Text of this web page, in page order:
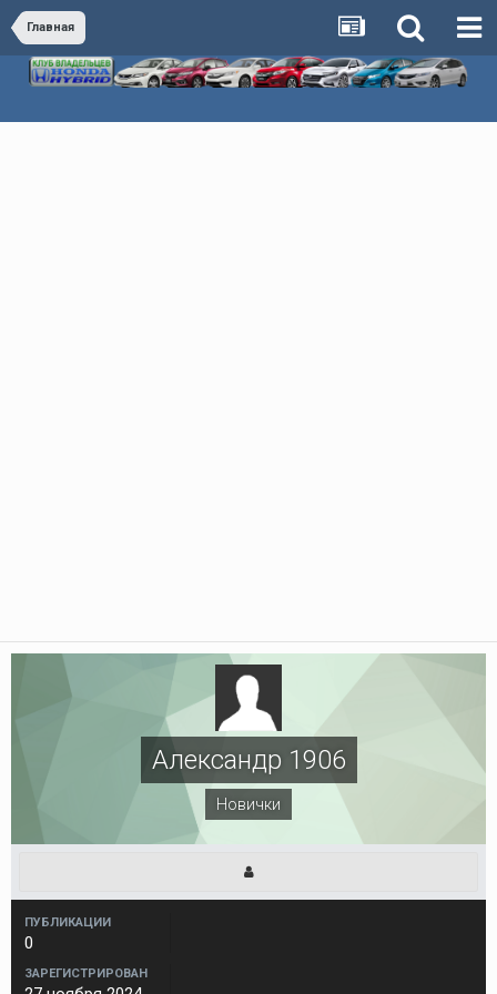
Главная
Александр 1906
Новички
ПУБЛИКАЦИИ
0
ЗАРЕГИСТРИРОВАН